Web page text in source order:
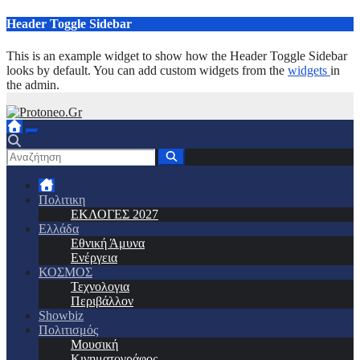
Μετάβαση
περιεχόμενο
Header Toggle Sidebar
This is an example widget to show how the Header Toggle Sidebar
looks by default. You can add custom widgets from the widgets in
the admin.
Πολιτικη
ΕΚΛΟΓΕΣ 2027
Ελλάδα
Εθνική Άμυνα
Ενέργεια
ΚΟΣΜΟΣ
Τεχνολογια
Περιβάλλον
Showbiz
Πολιτισμός
Μουσική